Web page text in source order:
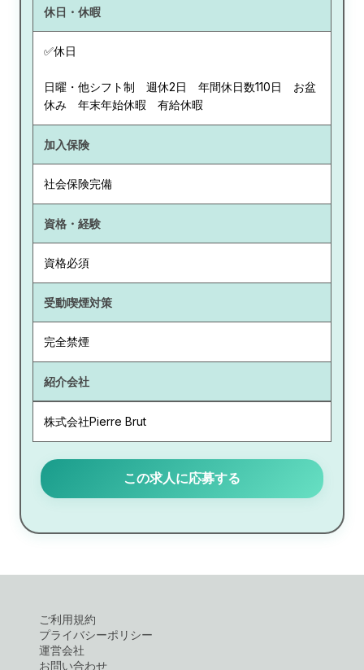
休日・休暇
✅休日
日曜・他シフト制 週休2日 年間休日数110日 お盆
休み 年末年始休暇 有給休暇
加入保険
社会保険完備
資格・経験
資格必須
受動喫煙対策
完全禁煙
紹介会社
株式会社Pierre Brut
この求人に応募する
ご利用規約
プライバシーポリシー
運営会社
お問い合わせ